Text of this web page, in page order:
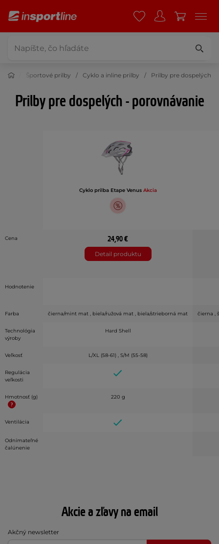
Športové prilby Cyklo a inline prilby Prilby pre dospelých
Prilby pre dospelých - porovnávanie
Cyklo prilba Etape Venus Akcia
Cena 24,90 €
Detail produktu
Hodnotenie
Farba čierna/mint mat , biela/ružová mat , biela/strieborná mat čierna ,
Technológia
výroby
Hard Shell
Veľkosť L/XL (58-61) , S/M (55-58)
Regulácia
veľkosti
Hmotnosť (g) 220 g
Ventilácia
Odnímateľné
čalúnenie
Akcie a zľavy na email
Akčný newsletter